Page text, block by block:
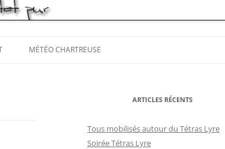
MÉTÉO CHARTREUSE
ARTICLES RÉCENTS
Tous mobilisés autour du Tétras Lyre
Soirée Tétras Lyre